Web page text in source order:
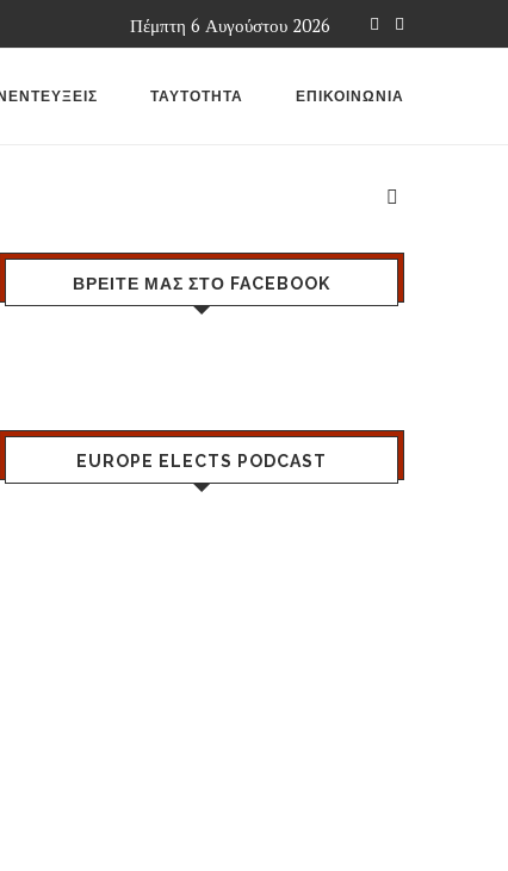
Πέμπτη 6 Αυγούστου 2026
ΤΑΥΤΟΤΗΤΑ ΕΠΙΚΟΙΝΩΝΙΑ
ΒΡΕΙΤΕ ΜΑΣ ΣΤΟ FACEBOOK
EUROPE ELECTS PODCAST